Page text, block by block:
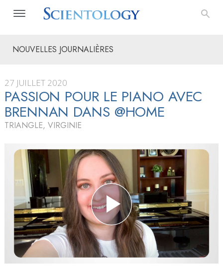
NOUVELLES JOURNALIÈRES
27 JUILLET 2020
PASSION POUR LE PIANO AVEC
BRENNAN DANS @HOME
TRIANGLE, VIRGINIE